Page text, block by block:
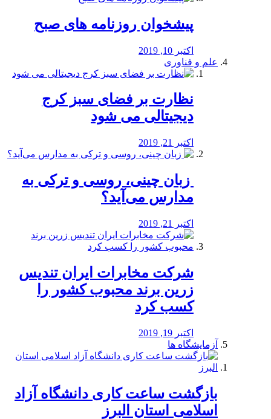
پیشخوان روزنامه های صبح
اکتبر 10, 2019
علم و فناوری
نظارت بر فضای سبز کرج
دیجیتالی می شود
اکتبر 21, 2019
️ زبان چینی، روسی و ترکی به
مدارس می‌آید؟
اکتبر 21, 2019
شرکت مخابرات ایران تندیس
زرین برند محبوب کشور را
کسب کرد
اکتبر 19, 2019
آزمایشگاه ها
بازگشت ساعت کاری دانشگاه آزاد
اسلامی استان البرز